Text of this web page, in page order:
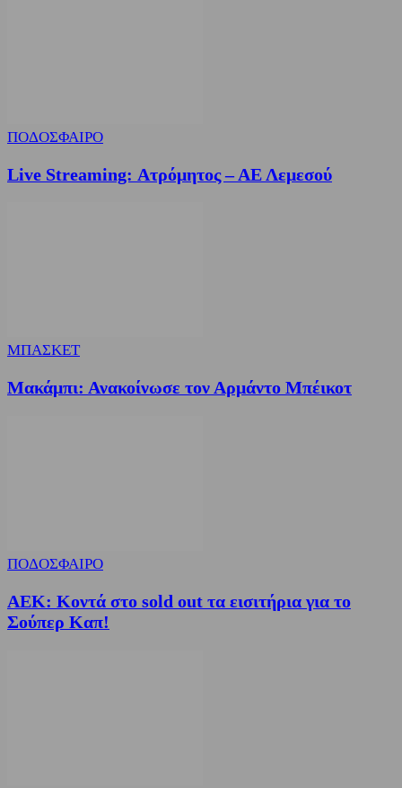
ΠΟΔΟΣΦΑΙΡΟ
Live Streaming: Ατρόμητος – ΑΕ Λεμεσού
ΜΠΑΣΚΕΤ
Μακάμπι: Ανακοίνωσε τον Αρμάντο Μπέικοτ
ΠΟΔΟΣΦΑΙΡΟ
ΑΕΚ: Κοντά στο sold out τα εισιτήρια για το
Σούπερ Καπ!